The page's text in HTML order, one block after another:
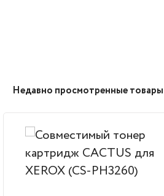
Недавно просмотренные товары